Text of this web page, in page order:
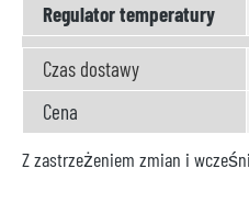
Regulator temperatury
Czas dostawy
Cena
Z zastrzeżeniem zmian i